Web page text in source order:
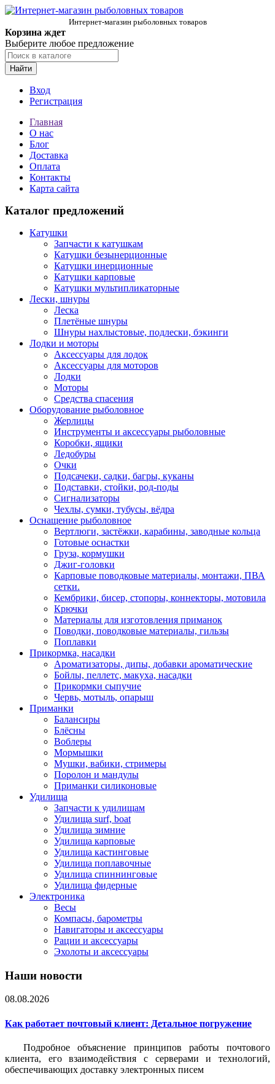
Интернет-магазин рыболовных товаров
Корзина ждет
Выберите любое предложение
Найти
Вход
Регистрация
Главная
О нас
Блог
Доставка
Оплата
Контакты
Карта сайта
Каталог предложений
Катушки
Запчасти к катушкам
Катушки безынерционные
Катушки инерционные
Катушки карповые
Катушки мультипликаторные
Лески, шнуры
Леска
Плетёные шнуры
Шнуры нахлыстовые, подлески, бэкинги
Лодки и моторы
Аксессуары для лодок
Аксессуары для моторов
Лодки
Моторы
Средства спасения
Оборудование рыболовное
Жерлицы
Инструменты и аксессуары рыболовные
Коробки, ящики
Ледобуры
Очки
Подсачеки, садки, багры, куканы
Подставки, стойки, род-поды
Сигнализаторы
Чехлы, сумки, тубусы, вёдра
Оснащение рыболовное
Вертлюги, застёжки, карабины, заводные кольца
Готовые оснастки
Груза, кормушки
Джиг-головки
Карповые поводковые материалы, монтажи, ПВА
сетки.
Кембрики, бисер, стопоры, коннекторы, мотовила
Крючки
Материалы для изготовления приманок
Поводки, поводковые материалы, гильзы
Поплавки
Прикормка, насадки
Ароматизаторы, дипы, добавки ароматические
Бойлы, пеллетс, макуха, насадки
Прикормки сыпучие
Червь, мотыль, опарыш
Приманки
Балансиры
Блёсны
Воблеры
Мормышки
Мушки, вабики, стримеры
Поролон и мандулы
Приманки силиконовые
Удилища
Запчасти к удилищам
Удилища surf, boat
Удилища зимние
Удилища карповые
Удилища кастинговые
Удилища поплавочные
Удилища спиннинговые
Удилища фидерные
Электроника
Весы
Компасы, барометры
Навигаторы и аксессуары
Рации и аксессуары
Эхолоты и аксессуары
Наши новости
08.08.2026
Как работает почтовый клиент: Детальное погружение
Подробное объяснение принципов работы почтового
клиента, его взаимодействия с серверами и технологий,
обеспечивающих доставку электронных писем